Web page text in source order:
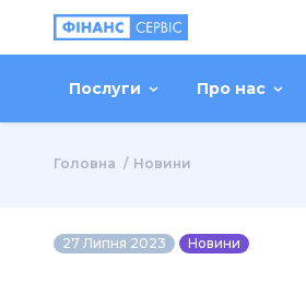
Послуги Про нас
Головна Новини
27 Липня 2023 Новини